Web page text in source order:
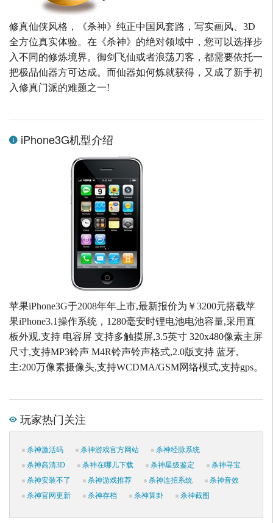
修真仙侠风格，《杀神》纯正中国风套路，写实画风、3D
全方位真实体验。在《杀神》的绝对领域中，您可以选择步
入不同的修炼境界。御剑飞仙或者浪荡刀客，都需要依托一
把极品仙器方可达成。而仙器如何炼就获得，又成了新手初
入修真门派的难题之一!
iPhone3G机型介绍
苹果iPhone3G于2008年年上市,最新报价为￥3200元搭载苹
果iPhone3.1操作系统，1280毫安时锂电池电池容量,采用直
板外观,支持 电容屏 支持多触摸屏,3.5英寸 320x480像素主屏
尺寸,支持MP3铃声 M4R铃声铃声格式,2.0版支持 蓝牙,
主:200万像素摄像头,支持WCDMA/GSM网络模式,支持gps。
玩家热门关注
杀神激活码 杀神游戏官方网站
杀神经脉系统
杀神高清3D
杀神在哪儿下载 杀神星级鉴定
杀神寻宝
杀神安装不了
杀神游戏推荐 杀神连招系统
杀神音效
杀神官网更新
杀神存档 杀神算卦 杀神截图